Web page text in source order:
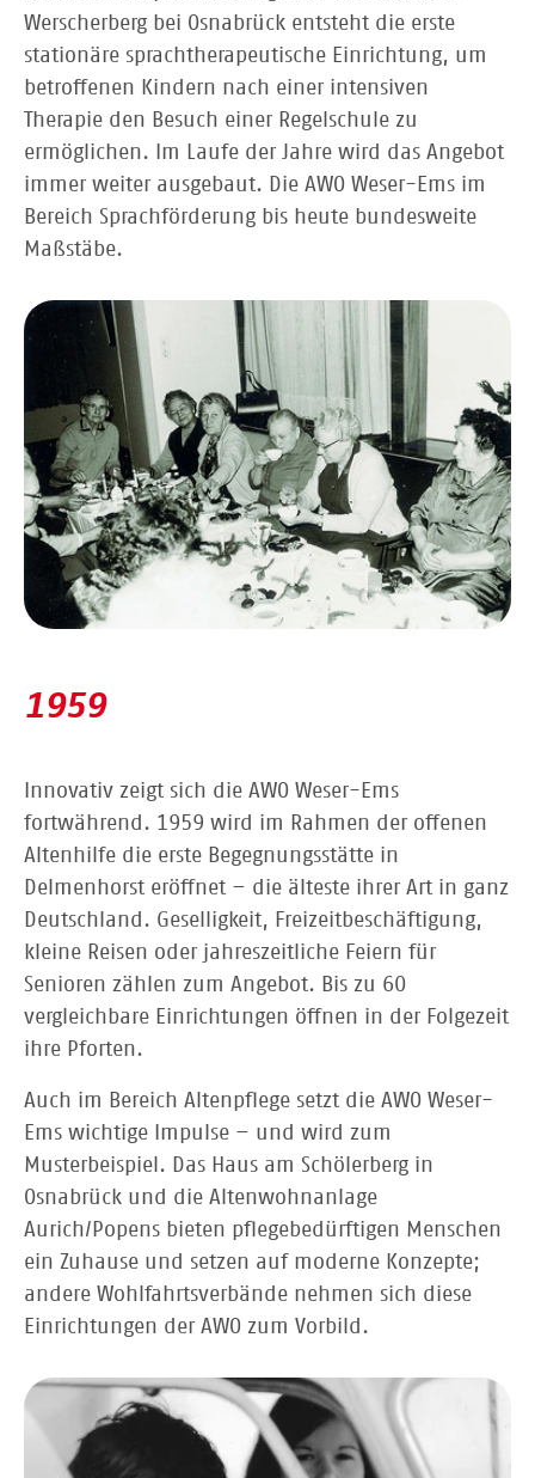
Werscherberg bei Osnabrück entsteht die erste
stationäre sprachtherapeutische Einrichtung, um
betroffenen Kindern nach einer intensiven
Therapie den Besuch einer Regelschule zu
ermöglichen. Im Laufe der Jahre wird das Angebot
immer weiter ausgebaut. Die AWO Weser-Ems im
Bereich Sprachförderung bis heute bundesweite
Maßstäbe.
1959
Innovativ zeigt sich die AWO Weser-Ems
fortwährend. 1959 wird im Rahmen der offenen
Altenhilfe die erste Begegnungsstätte in
Delmenhorst eröffnet – die älteste ihrer Art in ganz
Deutschland. Geselligkeit, Freizeitbeschäftigung,
kleine Reisen oder jahreszeitliche Feiern für
Senioren zählen zum Angebot. Bis zu 60
vergleichbare Einrichtungen öffnen in der Folgezeit
ihre Pforten.
Auch im Bereich Altenpflege setzt die AWO Weser-
Ems wichtige Impulse – und wird zum
Musterbeispiel. Das Haus am Schölerberg in
Osnabrück und die Altenwohnanlage
Aurich/Popens bieten pflegebedürftigen Menschen
ein Zuhause und setzen auf moderne Konzepte;
andere Wohlfahrtsverbände nehmen sich diese
Einrichtungen der AWO zum Vorbild.